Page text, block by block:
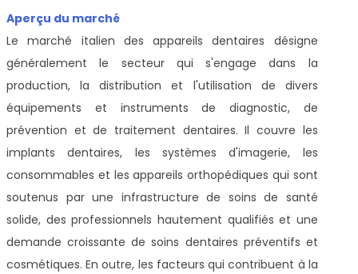
Aperçu du marché
Le marché italien des appareils dentaires désigne
généralement le secteur qui s'engage dans la
production, la distribution et l'utilisation de divers
équipements et instruments de diagnostic, de
prévention et de traitement dentaires. Il couvre les
implants dentaires, les systèmes d'imagerie, les
consommables et les appareils orthopédiques qui sont
soutenus par une infrastructure de soins de santé
solide, des professionnels hautement qualifiés et une
demande croissante de soins dentaires préventifs et
cosmétiques. En outre, les facteurs qui contribuent à la